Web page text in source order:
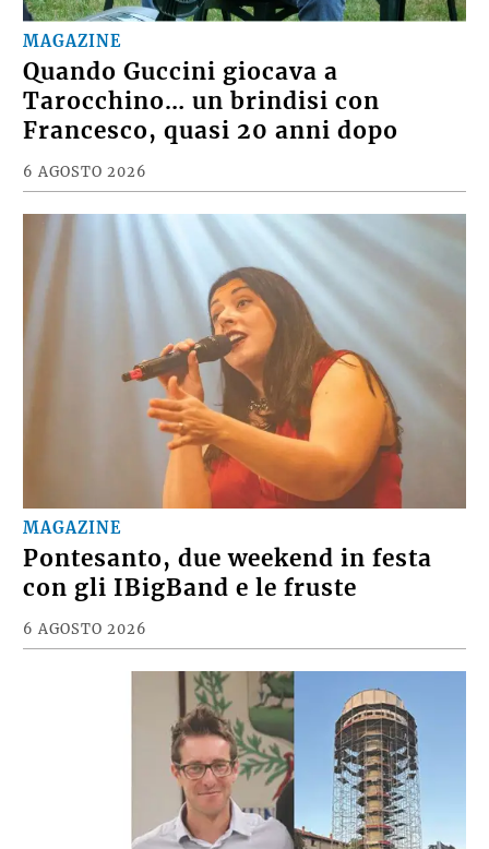
MAGAZINE
Quando Guccini giocava a
Tarocchino… un brindisi con
Francesco, quasi 20 anni dopo
6 AGOSTO 2026
MAGAZINE
Pontesanto, due weekend in festa
con gli IBigBand e le fruste
6 AGOSTO 2026